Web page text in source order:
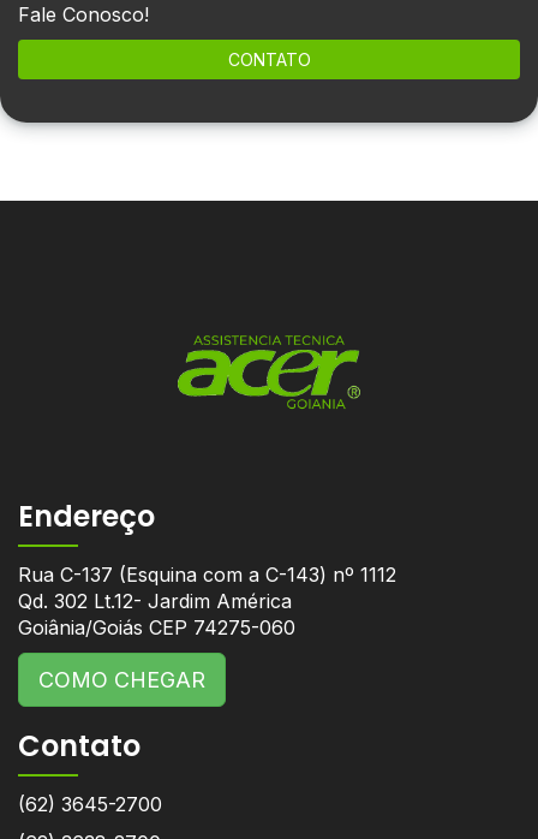
Fale Conosco!
CONTATO
Endereço
Rua C-137 (Esquina com a C-143) nº 1112
Qd. 302 Lt.12- Jardim América
Goiânia/Goiás CEP 74275-060
COMO CHEGAR
Contato
(62) 3645-2700